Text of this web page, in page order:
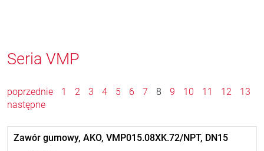
Seria VMP
poprzednie 1 2 3 4 5 6 7 8 9 10 11 12
13
następne
Zawór gumowy, AKO, VMP015.08XK.72/NPT, DN15